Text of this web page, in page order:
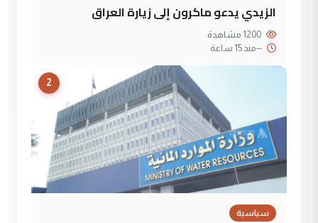
الزيدي يدعو ماكرون إلى زيارة العراق
--منذ 15 ساعة
2
سياسية